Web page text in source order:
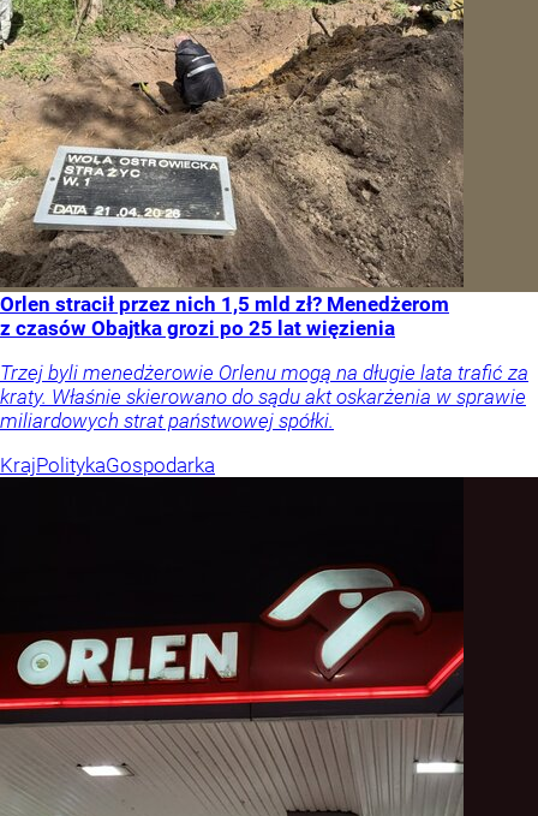
Orlen stracił przez nich 1,5 mld zł? Menedżerom
z czasów Obajtka grozi po 25 lat więzienia
Trzej byli menedżerowie Orlenu mogą na długie lata trafić za
kraty. Właśnie skierowano do sądu akt oskarżenia w sprawie
miliardowych strat państwowej spółki.
KrajPolitykaGospodarka